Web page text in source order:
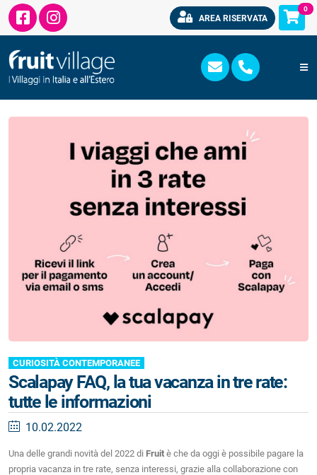
AREA RISERVATA
0
CURIOSITÀ CONTEMPORANEE
Scalapay FAQ, la tua vacanza in tre rate:
tutte le informazioni
10.02.2022
Una delle grandi novità del 2022 di Fruit è che da oggi è possibile pagare la
propria vacanza in tre rate, senza interessi, grazie alla collaborazione con